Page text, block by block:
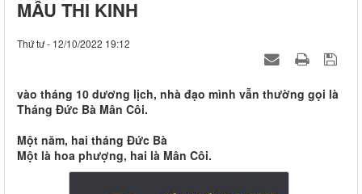
MẪU THI KINH
Thứ tư - 12/10/2022 19:12
vào tháng 10 dương lịch, nhà đạo mình vẫn thường gọi là
Tháng Đức Bà Mân Côi.
Một năm, hai tháng Đức Bà
​​​​​​​Một là hoa phượng, hai là Mân Côi.